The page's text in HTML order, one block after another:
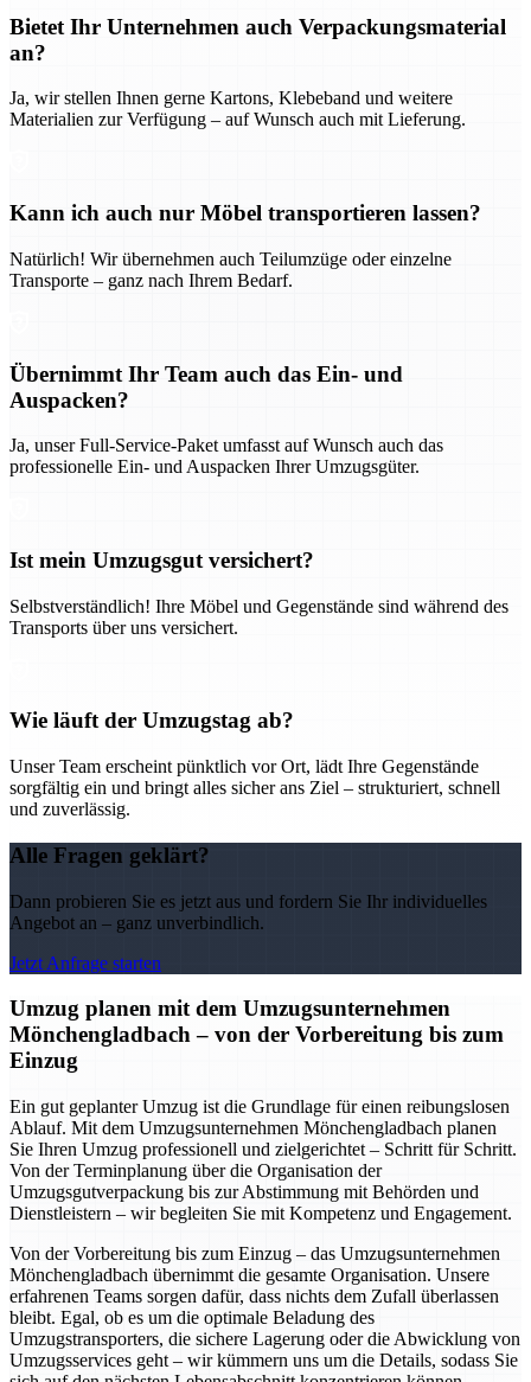
Bietet Ihr Unternehmen auch Verpackungsmaterial
an?
Ja, wir stellen Ihnen gerne Kartons, Klebeband und weitere
Materialien zur Verfügung – auf Wunsch auch mit Lieferung.
Kann ich auch nur Möbel transportieren lassen?
Natürlich! Wir übernehmen auch Teilumzüge oder einzelne
Transporte – ganz nach Ihrem Bedarf.
Übernimmt Ihr Team auch das Ein- und
Auspacken?
Ja, unser Full-Service-Paket umfasst auf Wunsch auch das
professionelle Ein- und Auspacken Ihrer Umzugsgüter.
Ist mein Umzugsgut versichert?
Selbstverständlich! Ihre Möbel und Gegenstände sind während des
Transports über uns versichert.
Wie läuft der Umzugstag ab?
Unser Team erscheint pünktlich vor Ort, lädt Ihre Gegenstände
sorgfältig ein und bringt alles sicher ans Ziel – strukturiert, schnell
und zuverlässig.
Alle Fragen geklärt?
Dann probieren Sie es jetzt aus und fordern Sie Ihr individuelles
Angebot an – ganz unverbindlich.
Jetzt Anfrage starten
Umzug planen mit dem Umzugsunternehmen
Mönchengladbach – von der Vorbereitung bis zum
Einzug
Ein gut geplanter Umzug ist die Grundlage für einen reibungslosen
Ablauf. Mit dem Umzugsunternehmen Mönchengladbach planen
Sie Ihren Umzug professionell und zielgerichtet – Schritt für Schritt.
Von der Terminplanung über die Organisation der
Umzugsgutverpackung bis zur Abstimmung mit Behörden und
Dienstleistern – wir begleiten Sie mit Kompetenz und Engagement.
Von der Vorbereitung bis zum Einzug – das Umzugsunternehmen
Mönchengladbach übernimmt die gesamte Organisation. Unsere
erfahrenen Teams sorgen dafür, dass nichts dem Zufall überlassen
bleibt. Egal, ob es um die optimale Beladung des
Umzugstransporters, die sichere Lagerung oder die Abwicklung von
Umzugsservices geht – wir kümmern uns um die Details, sodass Sie